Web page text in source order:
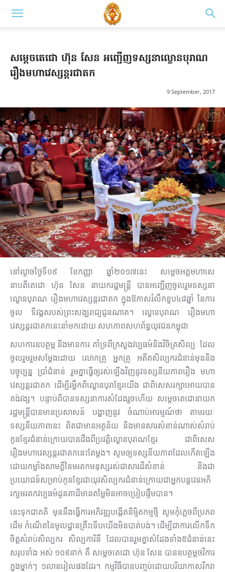
សម្តេចតេជោ ហ៊ុន សែន អញ្ជើញទស្សនាល្ខោនបុរាណ
រឿងមហាវេស្សន្តរជាតក
9 September, 2017
នៅល្ងាចថ្ងៃទី០៩ ខែកញ្ញា ឆ្នាំ២០១៧នេះ សម្តេចអគ្គ​មហាសេ​
នាបតីតេជោ ហ៊ុន សែន នាយករដ្ឋមន្ត្រី បានអញ្ជើញចូលរួម​ទស្សនា
ល្ខោនបុរាណ រឿងមហាវេស្សន្តរជាតក ក្នុងឱកាសរំលឹកខួប៤៨ឆ្នាំ នៃការ
ចូល ទីវង្គតរបស់ព្រះ​សង្ឃរាជ្យ​ជូនណាត។ ល្ខោនបុរាណ រឿងមហា
វេស្សន្តរជាតក​នេះនាំមក​ដោយ សហភាព​សហព័ន្ធយុវជនកម្ពុជា
សហការ​ឧបត្ថម្ភ និងមានការ គាំទ្រពីក្រសួងវប្បធម៌និងវិចិត្រសិល្បៈ ដែល
ចូលរួមរួម​សម្ដែងដោយ លោកគ្រូ អ្នកគ្រូ អតីតសិល្បករជំនាន់មុននិង
បច្ចុប្បន្ន ប្រាំជំនាន់ រួមគ្នាធ្វើឲ្យរស់ឡើងវិញ​នូវទស្សនីយភាពរឿង មហា​
វេស្សន្តរជាតក ដើម្បីរម្លឹកពីល្ខោនបុរាខ្មែរយើង ជាពិសេសរក្សាអោយ​បាន
គង់វង្ស។ បន្ទាប់​ពីបាន​ទស្សនាការ​សំដែងរួចហើយ សម្តេចតេជោនាយក​
រដ្ឋមន្ត្រីបានមាន​ប្រសាសន៍ បង្ហាញនូវ ចំណាប់​អារម្មណ៍ថា តាមរយៈ
ទស្សនីយ​ភាពនេះ ពិតជាមាន​អត្ថន័យ និងមានសារ​សំខាន់​ណាស់សំរាប់
កូនខ្មែរ​ជំនាន់ក្រោយ​បានដឹងពីប្រវត្តិ​ល្ខោនបុរាណខ្មែរ ជាពិសេស
រឿងមហា​វេស្សន្តរជាតក​នេះតែម្តង។ សូមឲ្យទស្សនីយភាព​ដែលកើតឡើង
ដោយ​កម្លាំងសាមគ្គី​នៃមរតកមនុស្សរ​ស់ជាសារដ៏​សំខាន់ និងជា
ប្រយោជន៍សម្រាប់កូនខ្មែរជាយុវសិល្បករជំនាន់ក្រោយជាអ្នកបន្តវេនអភិ
រក្សមរតកវប្បធម៌ដូនតាដ៏មានតម្លៃមិនអាចប្រៀបផ្ទឹមបាន។
នេះទុកជាគតិ មុននឹងធ្វើការអភិវឌ្ឍ​បង្កើតនិម្មិតកម្មថ្មី សូមកុំភ្លេចពីប្រភព
ដើម កំណើតនៃមូលដ្ឋានគ្រឹះទើបយើង​មិនបាត់បង់។ ដើម្បីជាការលើក​ទឹក
ចិត្តសំរាប់សិល្បករ សិល្បការិនី ដែលបានរួមគ្នាសំដែងទាំង៥ជំនាន់នេះ
សរុបទាំង អស់ ១០៩នាក់ គឺ សម្តេចតេជោ ហ៊ុន សែន បានឧបត្ថម្ភថវិការ
ក្នុងម្នាក់ៗ ១លានរៀលផងដែរ។ កម្មវិធីបានបញ្ចប់ដោយបរិយាកាសរីករា